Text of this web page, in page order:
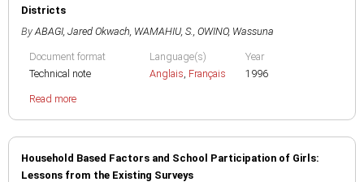
Districts
By ABAGI, Jared Okwach, WAMAHIU, S., OWINO, Wassuna
Document format
Technical note
Language(s)
Anglais, Français
Year
1996
Read more
Household Based Factors and School Participation of Girls:
Lessons from the Existing Surveys